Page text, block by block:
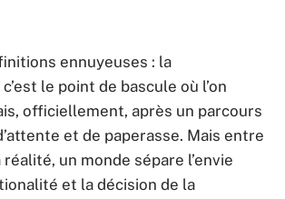
ennuyeuses : la
le point de bascule où l’on
officiellement, après un parcours
et de paperasse. Mais entre
un monde sépare l’envie
et la décision de la